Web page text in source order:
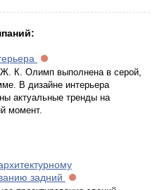
Ж. К. Олимп выполнена в серой,
В дизайне интерьера
актуальные тренды на
момент.
задний